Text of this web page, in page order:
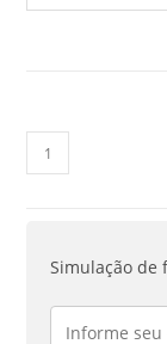
Simulação de